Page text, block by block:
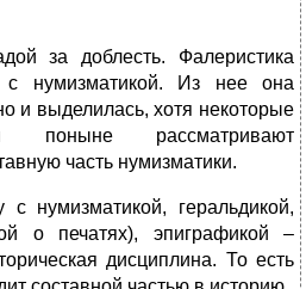
за доблесть. Фалеристика
с нумизматикой. Из нее она
и выделилась, хотя некоторые
поныне рассматривают
часть нумизматики.
с нумизматикой, геральдикой,
о печатях), эпиграфикой –
дисциплина. То есть